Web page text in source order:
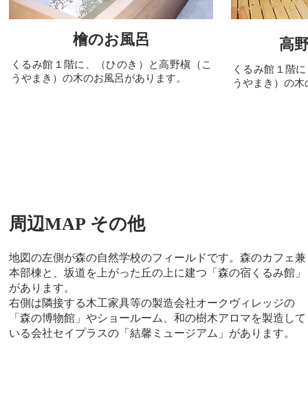
檜のお風呂
くるみ館１階に、（ひのき）と高野槇（こ
うやまき）の木のお風呂があります。
高
くるみ館１階
うやまき）の
周辺MAP その他
地図の左側が森の自然学校のフィールドです。森のカフェ兼
本部棟と、坂道を上がった丘の上に建つ「森の宿くるみ館」
があります。
右側は隣接する木工家具等の製造会社オークヴィレッジの
「森の博物館」やショールーム、和の樹木アロマを製造して
いる会社セイプラスの「結馨ミュージアム」があります。